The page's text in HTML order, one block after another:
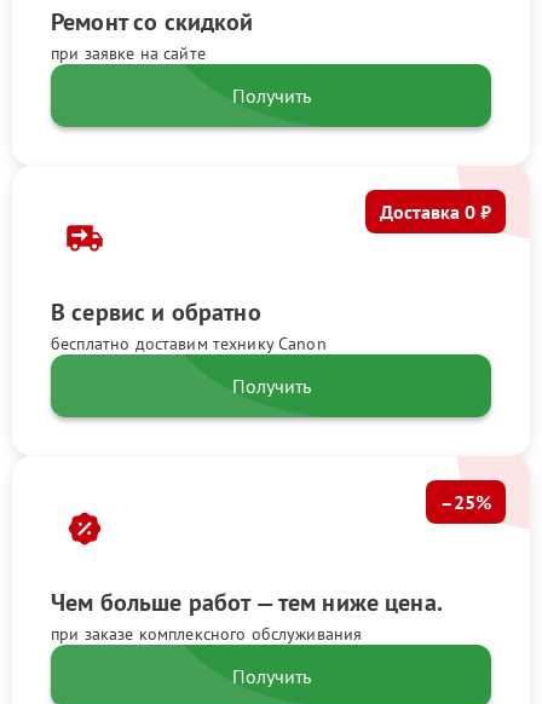
Ремонт со скидкой
при заявке на сайте
Получить
В сервис и обратно
бесплатно доставим технику Canon
Доставка 0 ₽
Получить
Чем больше работ — тем ниже цена.
при заказе комплексного обслуживания
–25%
Получить